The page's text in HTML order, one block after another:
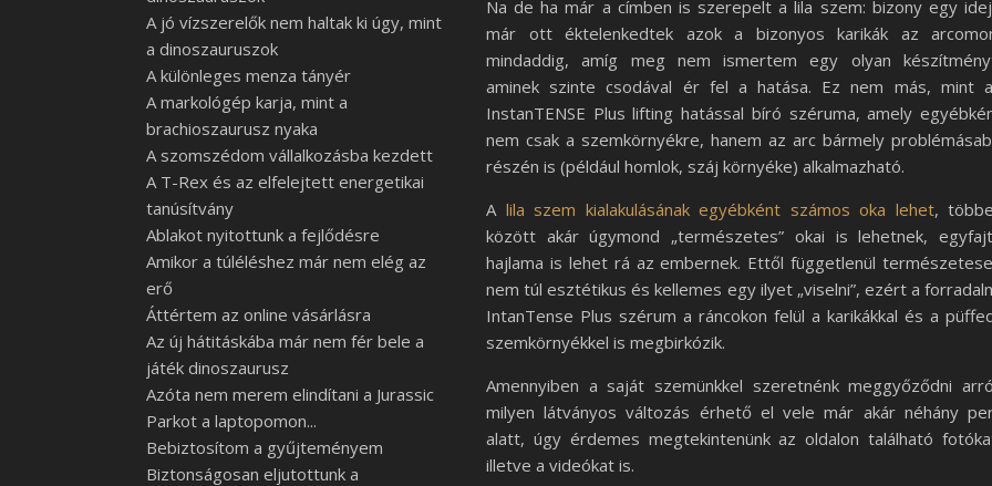
A jó vízszerelők nem haltak ki úgy, mint
a dinoszauruszok
A különleges menza tányér
A markológép karja, mint a
brachioszaurusz nyaka
A szomszédom vállalkozásba kezdett
A T-Rex és az elfelejtett energetikai
tanúsítvány
Ablakot nyitottunk a fejlődésre
Amikor a túléléshez már nem elég az
erő
Áttértem az online vásárlásra
Az új hátitáskába már nem fér bele a
játék dinoszaurusz
Azóta nem merem elindítani a Jurassic
Parkot a laptopomon...
Bebiztosítom a gyűjteményem
Biztonságosan eljutottunk a
Na de ha már a címben is szerepelt a lila szem: bizony egy
már ott éktelenkedtek azok a bizonyos karikák az
mindaddig, amíg meg nem ismertem egy olyan
aminek szinte csodával ér fel a hatása. Ez nem más, mint
InstanTENSE Plus lifting hatással bíró széruma, amely
nem csak a szemkörnyékre, hanem az arc bármely
részén is (például homlok, száj környéke) alkalmazható.
A lila szem kialakulásának egyébként számos oka lehet,
között akár úgymond „természetes” okai is lehetnek,
hajlama is lehet rá az embernek. Ettől függetlenül
nem túl esztétikus és kellemes egy ilyet „viselni”, ezért a
IntanTense Plus szérum a ráncokon felül a karikákkal és a
szemkörnyékkel is megbirkózik.
Amennyiben a saját szemünkkel szeretnénk meggyőződni
milyen látványos változás érhető el vele már akár néhány
alatt, úgy érdemes megtekintenünk az oldalon található
illetve a videókat is.